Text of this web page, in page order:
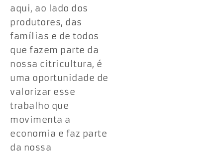
aqui, ao lado dos
produtores, das
famílias e de todos
que fazem parte da
nossa citricultura, é
uma oportunidade de
valorizar esse
trabalho que
movimenta a
economia e faz parte
da nossa